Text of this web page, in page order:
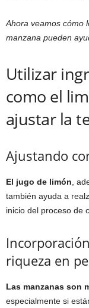
Ahora veamos cómo
manzana pueden
Utilizar
como el
ajustar la
Ajustando
El jugo de limón ,
también ayuda a
inicio del proceso de
riqueza en
Las manzanas son
especialmente si